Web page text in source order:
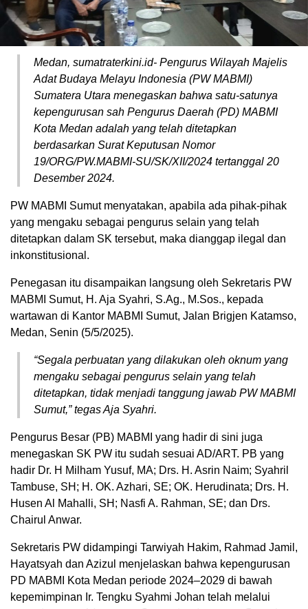
Medan, sumatraterkini.id- Pengurus Wilayah Majelis
Adat Budaya Melayu Indonesia (PW MABMI)
Sumatera Utara menegaskan bahwa satu-satunya
kepengurusan sah Pengurus Daerah (PD) MABMI
Kota Medan adalah yang telah ditetapkan
berdasarkan Surat Keputusan Nomor
19/ORG/PW.MABMI-SU/SK/XII/2024 tertanggal 20
Desember 2024.
PW MABMI Sumut menyatakan, apabila ada pihak-pihak
yang mengaku sebagai pengurus selain yang telah
ditetapkan dalam SK tersebut, maka dianggap ilegal dan
inkonstitusional.
Penegasan itu disampaikan langsung oleh Sekretaris PW
MABMI Sumut, H. Aja Syahri, S.Ag., M.Sos., kepada
wartawan di Kantor MABMI Sumut, Jalan Brigjen Katamso,
Medan, Senin (5/5/2025).
“Segala perbuatan yang dilakukan oleh oknum yang
mengaku sebagai pengurus selain yang telah
ditetapkan, tidak menjadi tanggung jawab PW MABMI
Sumut,” tegas Aja Syahri.
Pengurus Besar (PB) MABMI yang hadir di sini juga
menegaskan SK PW itu sudah sesuai AD/ART. PB yang
hadir Dr. H Milham Yusuf, MA; Drs. H. Asrin Naim; Syahril
Tambuse, SH; H. OK. Azhari, SE; OK. Herudinata; Drs. H.
Husen Al Mahalli, SH; Nasfi A. Rahman, SE; dan Drs.
Chairul Anwar.
Sekretaris PW didampingi Tarwiyah Hakim, Rahmad Jamil,
Hayatsyah dan Azizul menjelaskan bahwa kepengurusan
PD MABMI Kota Medan periode 2024–2029 di bawah
kepemimpinan Ir. Tengku Syahmi Johan telah melalui